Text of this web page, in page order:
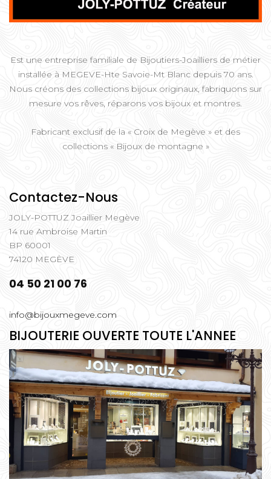
Est une entreprise familiale de Bijoutiers-Joailliers de métier
installée à MEGEVE-Hte Savoie-Mt Blanc depuis 70 ans.
Nous créons des collections bijoux originaux, fabriquons sur
mesure vos rêves, réparons vos bijoux et montres.
Fabricant exclusif de la « Croix de Megève » et des
collections « Bijoux de montagne »
Contactez-Nous
JOLY-POTTUZ Joaillier Megève
14 rue Ambroise Martin
BP 60001
74120 MEGÈVE
04 50 21 00 76
info@bijouxmegeve.com
BIJOUTERIE OUVERTE TOUTE L'ANNEE